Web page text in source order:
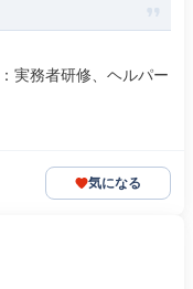
実務者研修、ヘルパー
気になる